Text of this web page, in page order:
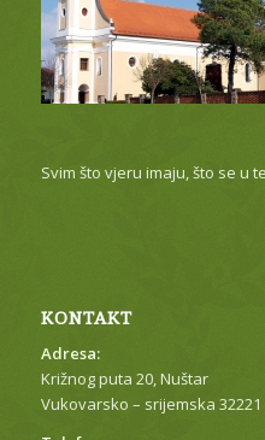
Svim što vjeru imaju, što se u
KONTAKT
Adresa:
Križnog puta 20, Nuštar
Vukovarsko – srijemska 32221